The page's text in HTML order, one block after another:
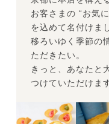
お客さまの “お気
を込めて名付けま
移ろいゆく季節の
ただきたい。
きっと、あなたと
つけていただけま